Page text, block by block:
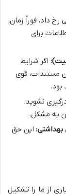
رخ داد، فوراً زمان،
برای
اگر شرایط
مستندات، قوی
بود.
نشوید.
به مشکل.
این حق
از ما را تشکیل